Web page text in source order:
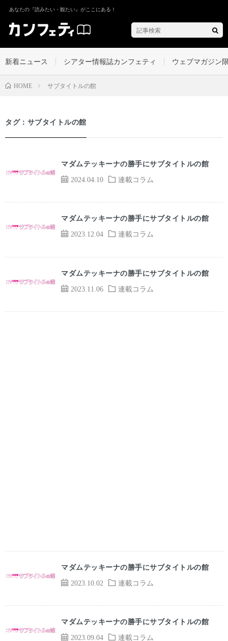
あなたの『読みたい・観たい』がここにある！
新着ニュース シアター情報誌カンフェティ ウェブマガジン
HOME サブタイトルの館
タグ：サブタイトルの館
2024.04.10 連載コラム
マダムテッキーナの勝手にサブタイトルの館
2023.12.04 連載コラム
マダムテッキーナの勝手にサブタイトルの館
2023.11.06 連載コラム
マダムテッキーナの勝手にサブタイトルの館
2023.10.02 連載コラム
マダムテッキーナの勝手にサブタイトルの館
2023.09.04 連載コラム
マダムテッキーナの勝手にサブタイトルの館